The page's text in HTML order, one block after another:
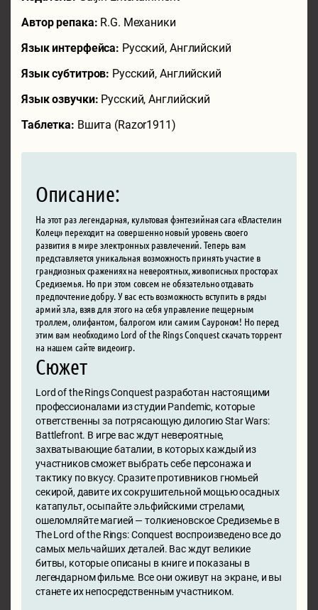
Автор репака: R.G. Механики
Язык интерфейса: Русский, Английский
Язык субтитров: Русский, Английский
Язык озвучки: Русский, Английский
Таблетка: Вшита (Razor1911)
Описание:
На этот раз легендарная, культовая фэнтезийная сага «Властелин
Колец» переходит на совершенно новый уровень своего
развития в мире электронных развлечений. Теперь вам
представляется уникальная возможность принять участие в
грандиозных сражениях на невероятных, живописных просторах
Средиземья. Но при этом совсем не обязательно отдавать
предпочтение добру. У вас есть возможность вступить в ряды
армий зла, взяв для этого на себя управление пещерным
троллем, олифантом, балрогом или самим Сауроном! Но перед
этим вам необходимо Lord of the Rings Conquest скачать торрент
на нашем сайте видеоигр.
Сюжет
Lord of the Rings Conquest разработан настоящими
профессионалами из студии Pandemic, которые
ответственны за потрясающую дилогию Star Wars:
Battlefront. В игре вас ждут невероятные,
захватывающие баталии, в которых каждый из
участников сможет выбрать себе персонажа и
тактику по вкусу. Сразите противников гномьей
секирой, давите их сокрушительной мощью осадных
катапульт, осыпайте эльфийскими стрелами,
ошеломляйте магией — толкиеновское Средиземье в
The Lord of the Rings: Conquest воспроизведено все до
самых мельчайших деталей. Вас ждут великие
битвы, которые описаны в книге и показаны в
легендарном фильме. Все они оживут на экране, и вы
станете их непосредственным участником.